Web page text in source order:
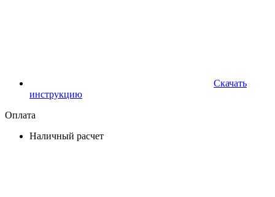
Скачать
инструкцию
Оплата
Наличный расчет